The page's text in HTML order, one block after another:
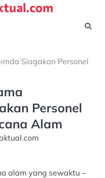
Siagakan Personel
Personel
Alam
alam yang sewaktu –